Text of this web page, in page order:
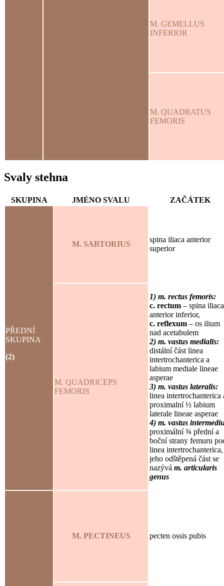
M. GEMELLUS
INFERIOR
M. QUADRATUS
FEMORIS
Svaly stehna
SKUPINA JMÉNO SVALU ZAČÁTEK
PŘEDNÍ
SKUPINA
(2)
M. SARTORIUS
spina iliaca anterior
superior
M. QUADRICEPS
FEMORIS
1) m. rectus femoris:
c. rectum – spina iliaca
anterior inferior,
c. reflexum – os ilium
nad acetabulem
2) m. vastus medialis:
distální část linea
intertrochanterica a
labium mediale lineae
asperae
3) m. vastus lateralis:
linea intertrochanterica
proximalní ½ labium
laterale lineae asperae
4) m. vastus
proximální ¾ přední a
boční strany femuru
linea intertrochanterica,
jeho odštěpená část se
nazývá m. articularis
genus
M. PECTINEUS pecten ossis pubis